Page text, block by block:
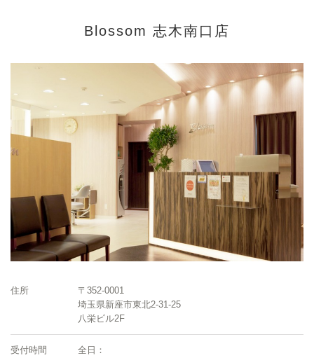
Blossom 志木南口店
住所
〒352-0001
埼玉県新座市東北2-31-25
八栄ビル2F
受付時間
全日：